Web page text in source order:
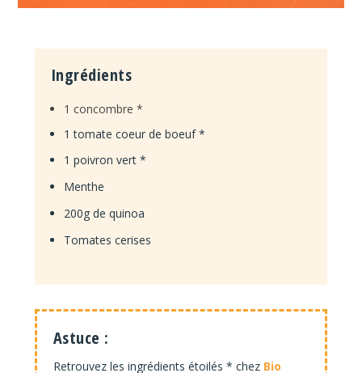
Ingrédients
1 concombre *
1 tomate coeur de boeuf *
1 poivron vert *
Menthe
200g de quinoa
Tomates cerises
Astuce :
Retrouvez les ingrédients étoilés * chez Bio